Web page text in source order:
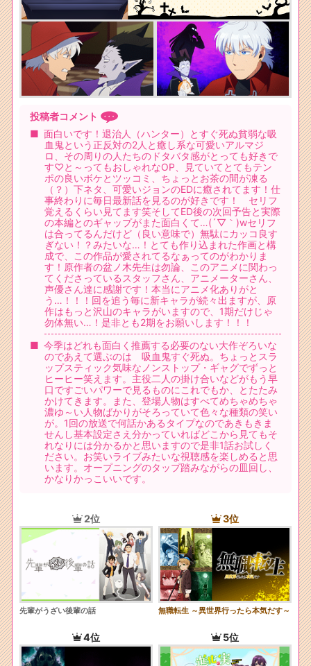
投稿者コメント
面白いです！退治人（ハンター）とすぐ死ぬ貧弱な吸
血鬼という正反対の2人と癒し系な可愛いアルマジ
ロ、その周りの人たちのドタバタ感がとっても好きで
す♡と～ってもおしゃれなOP、見ていてとてもテン
ポの良いボケとツッコミ、ちょっとお茶の間が凍る
（？）下ネタ、可愛いジョンのEDに癒されてます！仕
事終わりに毎日最新話を見るのが好きです！ セリフ
覚えるくらい見てます笑そしてED後の次回予告と実際
の本編とのギャップがまた面白くて…(´▽｀)wセリフ
は合ってるんだけど（良い意味で）無駄にカッコ良す
ぎない！？みたいな…！とても作り込まれた作画と構
成で、この作品が愛されてるなぁってのがわかりま
す！原作者の盆ノ木先生は勿論、このアニメに関わっ
てくださっているスタッフさん、アニメーターさん、
声優さん達に感謝です！本当にアニメ化ありがと
う…！！！回を追う毎に新キャラが続々出ますが、原
作はもっと沢山のキャラがいますので、1期だけじゃ
勿体無い…！是非とも2期をお願いします！！！
今季はどれも面白く推薦する必要のない大作ぞろいな
のであえて選ぶのは 吸血鬼すぐ死ぬ。ちょっとスラ
ップスティック気味なノンストップ・ギャグでずっと
ヒーヒー笑えます。主役二人の掛け合いなどがもう早
口ですごいパワーで見るものにこれでもか、とたたみ
かけてきます。また、登場人物はすべてめちゃめちゃ
濃ゆ～い人物ばかりがそろっていて色々な種類の笑い
が。1回の放送で何話かあるタイプなのであきもきま
せんし基本設定さえ分かっていればどこから見てもそ
れなりには分かるかと思いますので是非1話お試しく
ださい。お笑いライブみたいな視聴感を楽しめると思
います。オープニングのタップ踏みながらの皿回し、
かなりかっこいいです。
2位
先輩がうざい後輩の話
3位
無職転生 ～異世界行ったら本気だす～
4位 5位